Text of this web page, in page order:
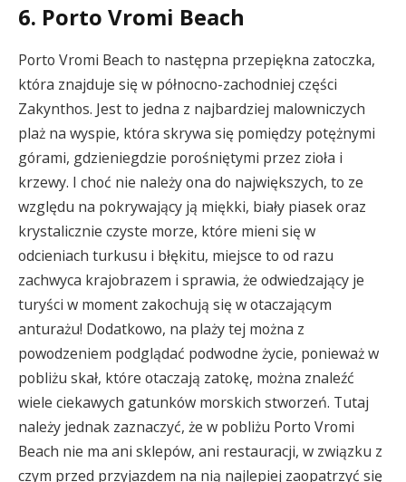
6. Porto Vromi Beach
Porto Vromi Beach to następna przepiękna zatoczka,
która znajduje się w północno-zachodniej części
Zakynthos. Jest to jedna z najbardziej malowniczych
plaż na wyspie, która skrywa się pomiędzy potężnymi
górami, gdzieniegdzie porośniętymi przez zioła i
krzewy. I choć nie należy ona do największych, to ze
względu na pokrywający ją miękki, biały piasek oraz
krystalicznie czyste morze, które mieni się w
odcieniach turkusu i błękitu, miejsce to od razu
zachwyca krajobrazem i sprawia, że odwiedzający je
turyści w moment zakochują się w otaczającym
anturażu! Dodatkowo, na plaży tej można z
powodzeniem podglądać podwodne życie, ponieważ w
pobliżu skał, które otaczają zatokę, można znaleźć
wiele ciekawych gatunków morskich stworzeń. Tutaj
należy jednak zaznaczyć, że w pobliżu Porto Vromi
Beach nie ma ani sklepów, ani restauracji, w związku z
czym przed przyjazdem na nią najlepiej zaopatrzyć się